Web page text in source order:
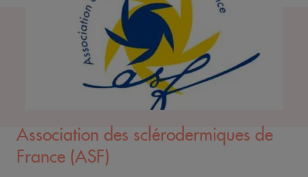
Association des sclérodermiques de
France (ASF)